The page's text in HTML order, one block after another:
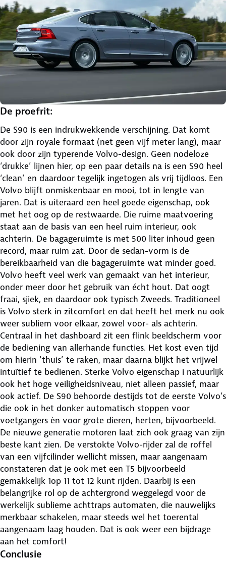
De proefrit:
De S90 is een indrukwekkende verschijning. Dat komt
door zijn royale formaat (net geen vijf meter lang), maar
ook door zijn typerende Volvo-design. Geen nodeloze
‘drukke’ lijnen hier, op een paar details na is een S90 heel
‘clean’ en daardoor tegelijk ingetogen als vrij tijdloos. Een
Volvo blijft onmiskenbaar en mooi, tot in lengte van
jaren. Dat is uiteraard een heel goede eigenschap, ook
met het oog op de restwaarde. Die ruime maatvoering
staat aan de basis van een heel ruim interieur, ook
achterin. De bagageruimte is met 500 liter inhoud geen
record, maar ruim zat. Door de sedan-vorm is de
bereikbaarheid van die bagageruimte wat minder goed.
Volvo heeft veel werk van gemaakt van het interieur,
onder meer door het gebruik van écht hout. Dat oogt
fraai, sjiek, en daardoor ook typisch Zweeds. Traditioneel
is Volvo sterk in zitcomfort en dat heeft het merk nu ook
weer subliem voor elkaar, zowel voor- als achterin.
Centraal in het dashboard zit een flink beeldscherm voor
de bediening van allerhande functies. Het kost even tijd
om hierin ‘thuis’ te raken, maar daarna blijkt het vrijwel
intuïtief te bedienen. Sterke Volvo eigenschap i natuurlijk
ook het hoge veiligheidsniveau, niet alleen passief, maar
ook actief. De S90 behoorde destijds tot de eerste Volvo’s
die ook in het donker automatisch stoppen voor
voetgangers èn voor grote dieren, herten, bijvoorbeeld.
De nieuwe generatie motoren laat zich ook graag van zijn
beste kant zien. De verstokte Volvo-rijder zal de roffel
van een vijfcilinder wellicht missen, maar aangenaam
constateren dat je ook met een T5 bijvoorbeeld
gemakkelijk 1op 11 tot 12 kunt rijden. Daarbij is een
belangrijke rol op de achtergrond weggelegd voor de
werkelijk sublieme achttraps automaten, die nauwelijks
merkbaar schakelen, maar steeds wel het toerental
aangenaam laag houden. Dat is ook weer een bijdrage
aan het comfort!
Conclusie